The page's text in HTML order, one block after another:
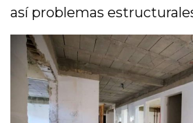
así problemas